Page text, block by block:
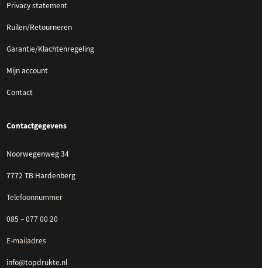
Privacy statement
Ruilen/Retourneren
Garantie/Klachtenregeling
Mijn account
Contact
Contactgegevens
Noorwegenweg 34
7772 TB Hardenberg
Telefoonnummer
085 – 077 00 20
E-mailadres
info@topdrukte.nl